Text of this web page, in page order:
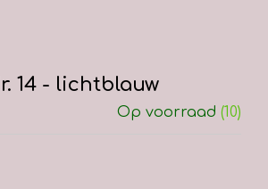
14 - lichtblauw
Op voorraad (10)